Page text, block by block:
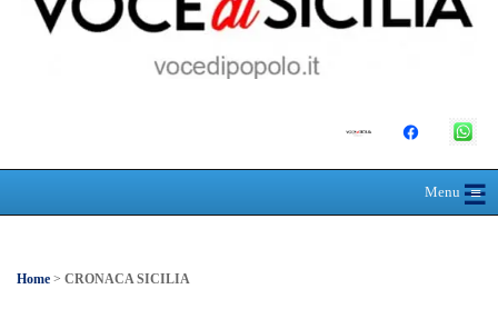
Menu≡
☰
Home > CRONACA SICILIA